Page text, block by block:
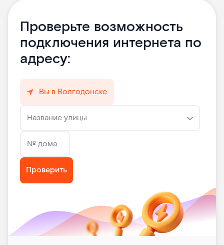
Проверьте возможность
подключения интернета по
адресу:
Вы в Волгодонске
Название улицы
№ дома
Проверить